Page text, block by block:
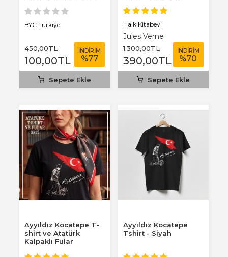
BYC Türkiye
450,00TL
100,00TL
İNDİRİM
%77
Sepete Ekle
Halk Kitabevi
Jules Verne
1.300,00TL
390,00TL
İNDİRİM
%70
Sepete Ekle
Ayyıldız Kocatepe T-
shirt ve Atatürk
Kalpaklı Fular
Ayyıldız Kocatepe
Tshirt - Siyah